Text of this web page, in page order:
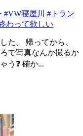
#VW寝屋川
#トラン
わって欲しい
た。 帰ってから、
で写真なんか撮るか
う❓ 確か...